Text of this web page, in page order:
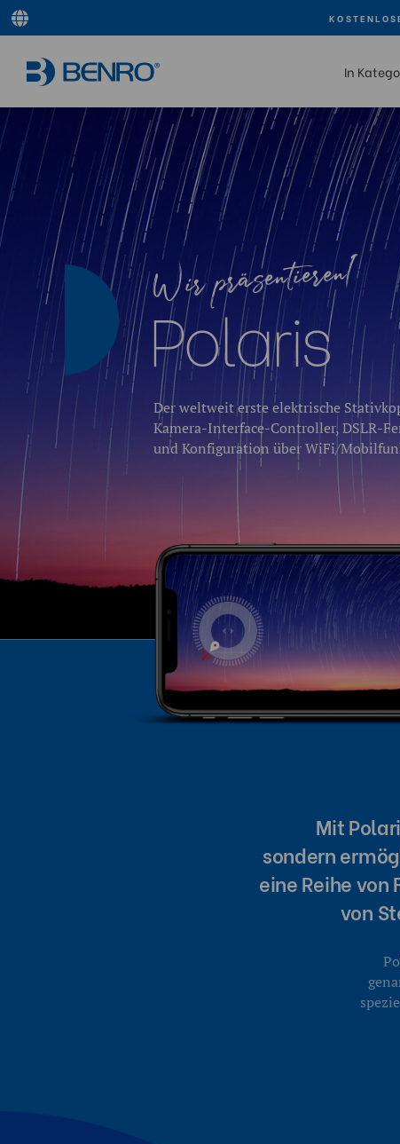
In
Wir präsentierenI
Polaris
Der weltweit erste elektrische
Kamera-Interface-Controller, DSLR-
und Konfiguration über WiFi/
Mit
sondern
eine Reihe
von